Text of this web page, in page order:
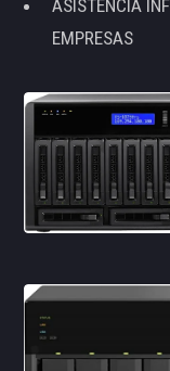
ASISTENCIA
EMPRESAS